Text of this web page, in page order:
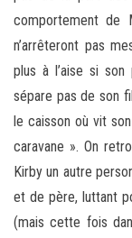
comportement de
n’arrêteront pas
plus à l’aise si son
sépare pas de son
le caisson où vit
caravane ». On
Kirby un autre
et de père, luttant
(mais cette fois